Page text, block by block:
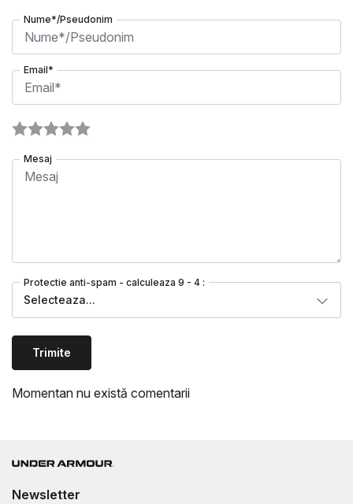
Nume*/Pseudonim
Email*
Mesaj
Protectie anti-spam - calculeaza 9 - 4 :
Selecteaza...
Trimite
Momentan nu există comentarii
Newsletter